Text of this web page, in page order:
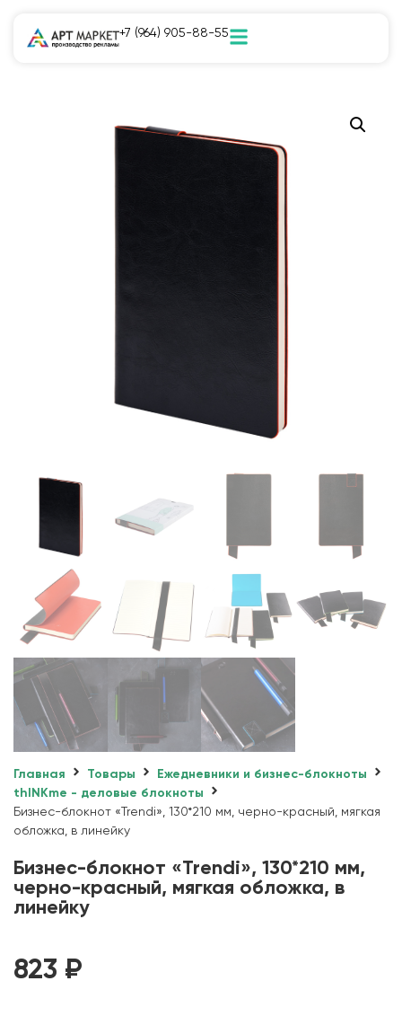
+7 (964) 905-88-55
Главная Товары
Ежедневники и бизнес-блокноты
thINKme - деловые блокноты
Бизнес-блокнот «Trendi», 130*210 мм, черно-красный, мягкая
обложка, в линейку
Бизнес-блокнот «Trendi», 130*210 мм,
черно-красный, мягкая обложка, в
линейку
823 ₽